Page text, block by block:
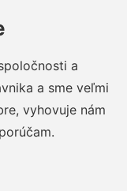
a
a sme veľmi
vyhovuje nám